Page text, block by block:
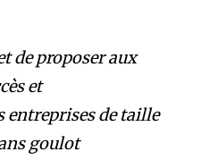
de proposer aux
et
entreprises de taille
goulot